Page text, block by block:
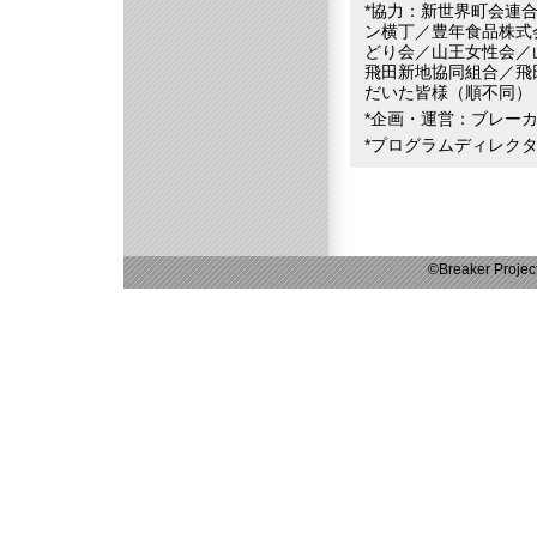
*協力：新世界町会連
ン横丁／豊年食品株
どり会／山王女性会
飛田新地協同組合／
だいた皆様（順不同）
*企画・運営：ブレー
*プログラムディレク
©Breaker